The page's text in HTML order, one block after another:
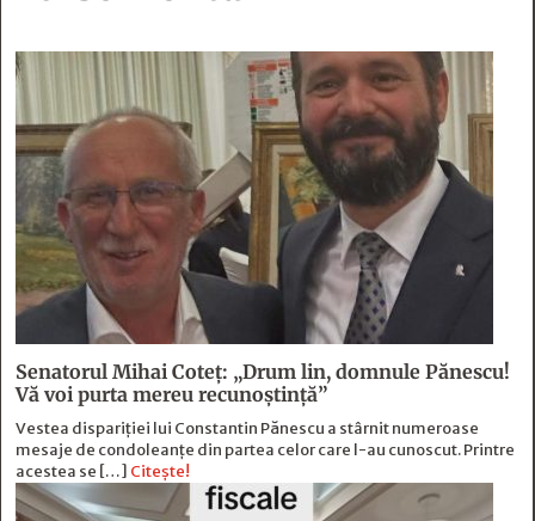
Senatorul Mihai Coteț: „Drum lin, domnule Pănescu!
Vă voi purta mereu recunoștință”
Vestea dispariției lui Constantin Pănescu a stârnit numeroase
mesaje de condoleanțe din partea celor care l-au cunoscut. Printre
acestea se […] Citește!